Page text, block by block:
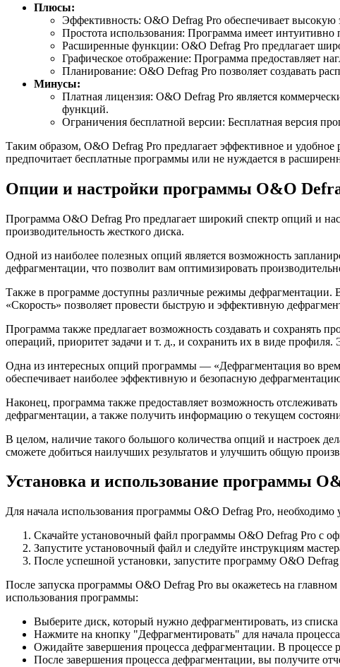
Плюсы:
Эффективность: O&O Defrag Pro обеспечивает высокую
Простота использования: Программа имеет интуитивно
Расширенные функции: O&O Defrag Pro предлагает
Графическое отображение: Программа предоставляет
Планирование: O&O Defrag Pro позволяет создавать
Минусы:
Платная лицензия: O&O Defrag Pro является
функций.
Ограничения бесплатной версии: Бесплатная версия
Таким образом, O&O Defrag Pro предлагает эффективное и
предпочитает бесплатные программы или не нуждается в
Опции и настройки программы O&O
Программа O&O Defrag Pro предлагает широкий спектр опций и
производительность жесткого диска.
Одной из наиболее полезных опций является возможность
дефрагментации, что позволит вам оптимизировать
Также в программе доступны различные режимы
«Скорость» позволяет провести быструю и эффективную
Программа также предлагает возможность создавать и сохранять
операций, приоритет задачи и т. д., и сохранить их в виде
Одна из интересных опций программы — «Дефрагментация во
обеспечивает наиболее эффективную и безопасную
Наконец, программа также предоставляет возможность
дефрагментации, а также получить информацию о текущем
В целом, наличие такого большого количества опций и настроек
сможете добиться наилучших результатов и улучшить общую
Установка и использование программы
Для начала использования программы O&O Defrag Pro,
Скачайте установочный файл программы O&O Defrag Pro с
Запустите установочный файл и следуйте инструкциям
После успешной установки, запустите программу O&O Defrag
После запуска программы O&O Defrag Pro вы окажетесь на
использования программы:
Выберите диск, который нужно дефрагментировать, из
Нажмите на кнопку "Дефрагментировать" для начала
Ожидайте завершения процесса дефрагментации. В процессе
После завершения процесса дефрагментации, вы получите